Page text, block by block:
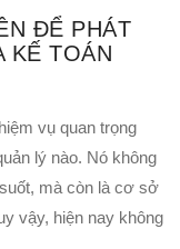
ĐỂ PHÁT
KẾ TOÁN
vụ quan trọng
lý nào. Nó không
mà còn là cơ sở
vậy, hiện nay không